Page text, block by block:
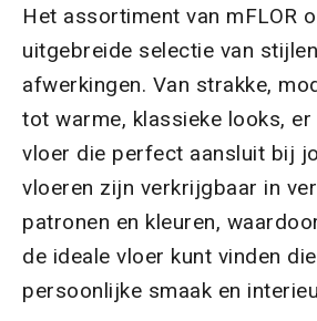
Het assortiment van mFLOR
uitgebreide selectie van
afwerkingen. Van strakke,
tot warme, klassieke looks, er
vloer die perfect aansluit bij
vloeren zijn verkrijgbaar in
patronen en kleuren,
de ideale vloer kunt vinden
persoonlijke smaak en